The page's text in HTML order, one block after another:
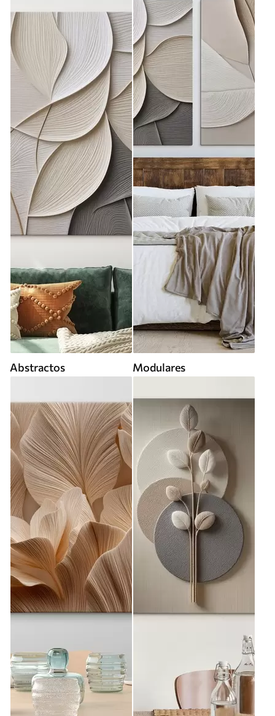
Abstractos Modulares